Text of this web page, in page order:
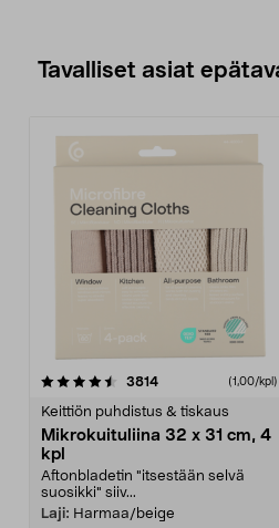
Tavalliset asiat
3814arvostelut (1,00/kpl)
Keittiön puhdistus & tiskaus
Mikrokuituliina 32 x 31 cm, 4
kpl
Aftonbladetin "itsestään selvä
suosikki" siiv...
Laji: Harmaa/beige
4.5viidestä